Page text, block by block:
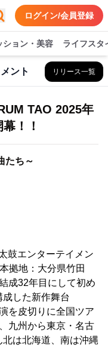
ログイン/会員登録
ション・美容 ライフスタ
ント リリース一覧
TAO 2025年
！！
たち～
鼓エンターテイメン
拠地：大分県竹田
成32年目にして初め
した新作舞台
を皮切りに全国ツア
九州から東京・名古
は北海道、南は沖縄